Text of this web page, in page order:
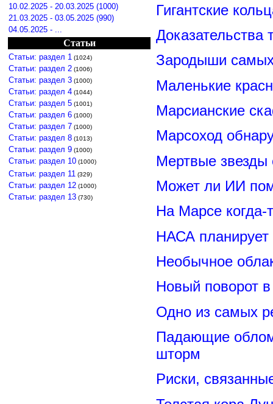
10.02.2025 - 20.03.2025 (1000)
21.03.2025 - 03.05.2025 (990)
04.05.2025 - ...
Статьи
Статьи: раздел 1 (1024)
Статьи: раздел 2 (1006)
Статьи: раздел 3 (1000)
Статьи: раздел 4 (1044)
Статьи: раздел 5 (1001)
Статьи: раздел 6 (1000)
Статьи: раздел 7 (1000)
Статьи: раздел 8 (1013)
Статьи: раздел 9 (1000)
Статьи: раздел 10 (1000)
Статьи: раздел 11 (329)
Статьи: раздел 12 (1000)
Статьи: раздел 13 (730)
Гигантские
Доказательства
Зародыши самых
Маленькие
Марсианские
Марсоход
Мертвые звезды
Может ли ИИ
На Марсе когда-
НАСА
Необычное
Новый поворот
Одно из самых
Падающие
шторм
Риски,